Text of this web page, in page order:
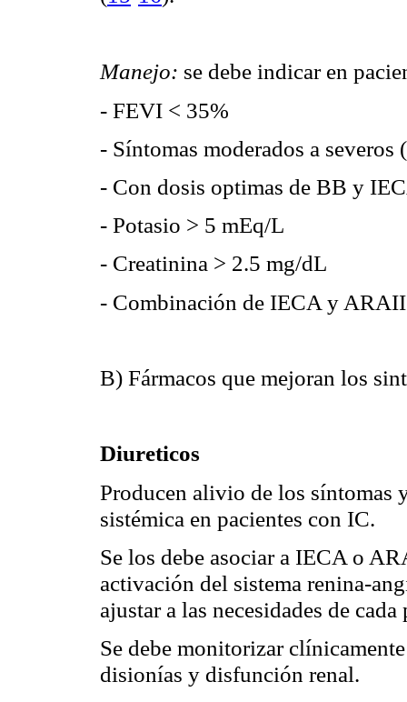
Manejo: se debe indicar en
- FEVI < 35%
- Síntomas moderados a
- Con dosis optimas de BB y
- Potasio > 5 mEq/L
- Creatinina > 2.5 mg/dL
- Combinación de IECA y ARAII
B) Fármacos que mejoran los
Diureticos
Producen alivio de los síntomas
sistémica en pacientes con IC.
Se los debe asociar a IECA o
activación del sistema renina-
ajustar a las necesidades de cada
Se debe monitorizar
disionías y disfunción renal.